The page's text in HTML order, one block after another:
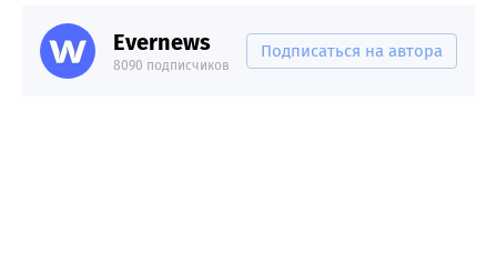
Evernews
8090 подписчиков
Подписаться на автора